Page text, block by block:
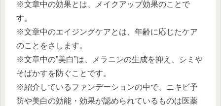
※文章中の効果とは、メイクアップ効果のことで
す。
※文章中のエイジングケアとは、年齢に応じたケア
のことをさします。
※文章中の”美白”は、メラニンの生成を抑え、シミや
そばかすを防ぐことです。
※紹介しているファンデーションの中で、ニキビ予
防や美白の効能・効果が認められているものは医薬